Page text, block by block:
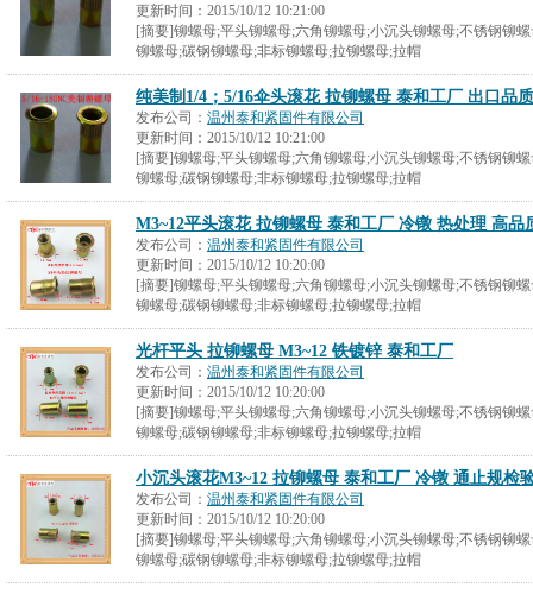
更新时间： 2015/10/12 10:21:00
[摘要]铆螺母;平头铆螺母;六角铆螺母;小沉头铆螺母;不锈钢铆
铆螺母;碳钢铆螺母;非标铆螺母;拉铆螺母;拉帽
纯美制1/4；5/16伞头滚花 拉铆螺母 泰和工厂 出口品质
发布公司： 温州泰和紧固件有限公司
更新时间： 2015/10/12 10:21:00
[摘要]铆螺母;平头铆螺母;六角铆螺母;小沉头铆螺母;不锈钢铆
铆螺母;碳钢铆螺母;非标铆螺母;拉铆螺母;拉帽
M3~12平头滚花 拉铆螺母 泰和工厂 冷镦 热处理 高品
发布公司： 温州泰和紧固件有限公司
更新时间： 2015/10/12 10:20:00
[摘要]铆螺母;平头铆螺母;六角铆螺母;小沉头铆螺母;不锈钢铆
铆螺母;碳钢铆螺母;非标铆螺母;拉铆螺母;拉帽
光杆平头 拉铆螺母 M3~12 铁镀锌 泰和工厂
发布公司： 温州泰和紧固件有限公司
更新时间： 2015/10/12 10:20:00
[摘要]铆螺母;平头铆螺母;六角铆螺母;小沉头铆螺母;不锈钢铆
铆螺母;碳钢铆螺母;非标铆螺母;拉铆螺母;拉帽
小沉头滚花M3~12 拉铆螺母 泰和工厂 冷镦 通止规检
发布公司： 温州泰和紧固件有限公司
更新时间： 2015/10/12 10:20:00
[摘要]铆螺母;平头铆螺母;六角铆螺母;小沉头铆螺母;不锈钢铆
铆螺母;碳钢铆螺母;非标铆螺母;拉铆螺母;拉帽